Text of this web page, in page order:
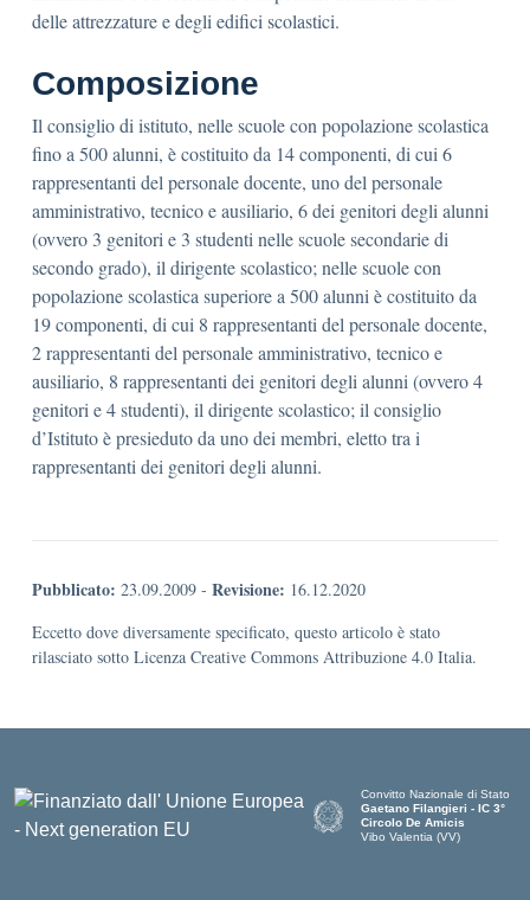
delle attrezzature e degli edifici scolastici.
Composizione
Il consiglio di istituto, nelle scuole con popolazione scolastica
fino a 500 alunni, è costituito da 14 componenti, di cui 6
rappresentanti del personale docente, uno del personale
amministrativo, tecnico e ausiliario, 6 dei genitori degli alunni
(ovvero 3 genitori e 3 studenti nelle scuole secondarie di
secondo grado), il dirigente scolastico; nelle scuole con
popolazione scolastica superiore a 500 alunni è costituito da
19 componenti, di cui 8 rappresentanti del personale docente,
2 rappresentanti del personale amministrativo, tecnico e
ausiliario, 8 rappresentanti dei genitori degli alunni (ovvero 4
genitori e 4 studenti), il dirigente scolastico; il consiglio
d’Istituto è presieduto da uno dei membri, eletto tra i
rappresentanti dei genitori degli alunni.
Pubblicato: 23.09.2009 - Revisione: 16.12.2020
Eccetto dove diversamente specificato, questo articolo è stato
rilasciato sotto Licenza Creative Commons Attribuzione 4.0 Italia.
Convitto Nazionale di Stato
Gaetano Filangieri - IC 3°
Circolo De Amicis
Vibo Valentia (VV)